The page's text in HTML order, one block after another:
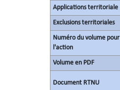
Applications territoriale
Exclusions territoriales
Numéro du volume pour
l'action
Volume en PDF
Document RTNU